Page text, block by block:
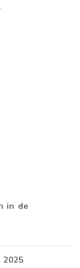
in de